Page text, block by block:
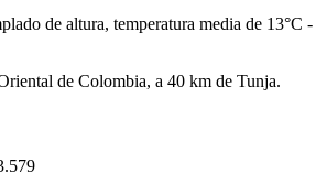
de altura, temperatura media de 13°C -
de Colombia, a 40 km de Tunja.